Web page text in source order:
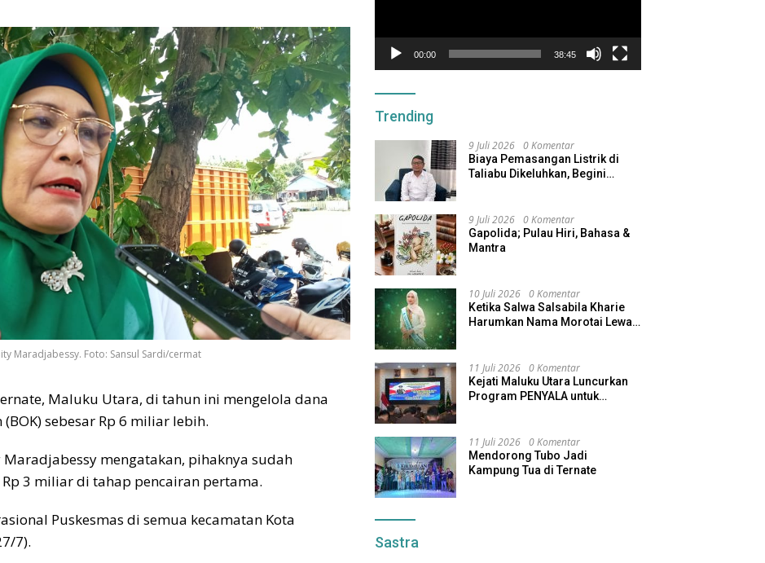
Maradjabessy. Foto: Sansul Sardi/cermat
Maluku Utara, di tahun ini mengelola dana
sebesar Rp 6 miliar lebih.
mengatakan, pihaknya sudah
3 miliar di tahap pencairan pertama.
Puskesmas di semua kecamatan Kota
7).
00:00 38:45
Trending
9 Juli 2026 0 Komentar
Biaya Pemasangan Listrik di
Taliabu Dikeluhkan, Begini
9 Juli 2026 0 Komentar
Gapolida; Pulau Hiri, Bahasa &
Mantra
10 Juli 2026 0 Komentar
Ketika Salwa Salsabila Kharie
Harumkan Nama Morotai Lewat
11 Juli 2026 0 Komentar
Kejati Maluku Utara Luncurkan
Program PENYALA untuk
11 Juli 2026 0 Komentar
Mendorong Tubo Jadi
Kampung Tua di Ternate
Sastra